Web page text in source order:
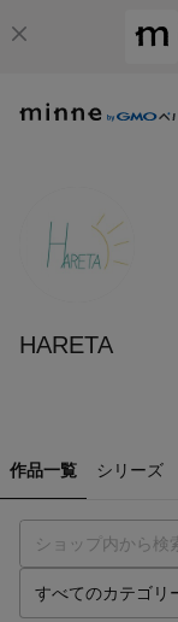
HARETA
作品一覧 シリーズ